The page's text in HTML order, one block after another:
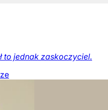
to jednak zaskoczyciel.